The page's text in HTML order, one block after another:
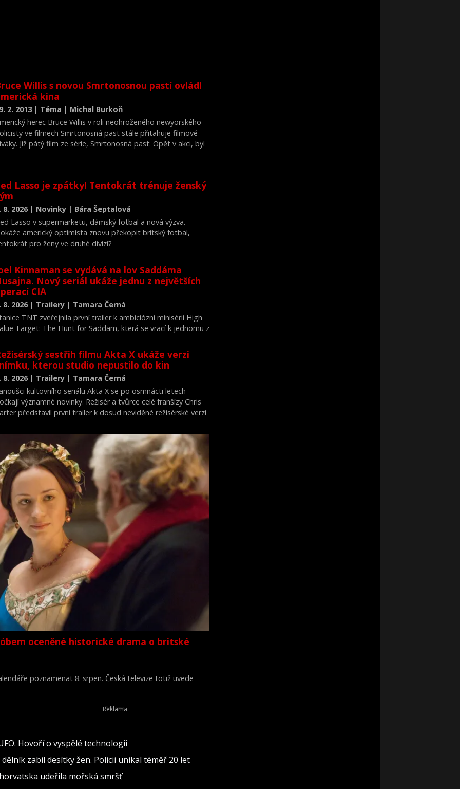
Willis s novou Smrtonosnou pastí ovládl
kina
2. 2013 | Téma | Michal Burkoň
herec Bruce Willis v roli neohroženého newyorského
ve filmech Smrtonosná past stále přitahuje filmové
Již pátý film ze série, Smrtonosná past: Opět v akci, byl
studií zveřejněných v neděli
Lasso je zpátky! Tentokrát trénuje ženský
8. 2026 | Novinky | Bára Šeptalová
Lasso v supermarketu, dámský fotbal a nová výzva.
americký optimista znovu překopit britský fotbal,
pro ženy ve druhé divizi?
Kinnaman se vydává na lov Saddáma
Nový seriál ukáže jednu z největších
CIA
8. 2026 | Trailery | Tamara Černá
TNT zveřejnila první trailer k ambiciózní minisérii High
Target: The Hunt for Saddam, která se vrací k jednomu z
sestřih filmu Akta X ukáže verzi
kterou studio nepustilo do kin
8. 2026 | Trailery | Tamara Černá
kultovního seriálu Akta X se po osmnácti letech
významné novinky. Režisér a tvůrce celé franšízy Chris
představil první trailer k dosud neviděné režisérské verzi
oceněné historické drama o britské
poznamenat 8. srpen. Česká televize totiž uvede
Hovoří o vyspělé technologii
zabil desítky žen. Policii unikal téměř 20 let
udeřila mořská smršť